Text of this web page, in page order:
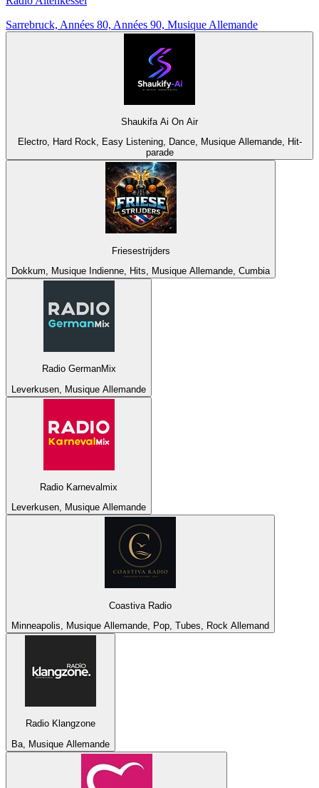
Sarrebruck, Années 80, Années 90, Musique Allemande
Shaukifa Ai On Air
Electro, Hard Rock, Easy Listening, Dance, Musique Allemande, Hit-
parade
Friesestrijders
Dokkum, Musique Indienne, Hits, Musique Allemande, Cumbia
Radio GermanMix
Leverkusen, Musique Allemande
Radio Karnevalmix
Leverkusen, Musique Allemande
Coastiva Radio
Minneapolis, Musique Allemande, Pop, Tubes, Rock Allemand
Radio Klangzone
Ba, Musique Allemande